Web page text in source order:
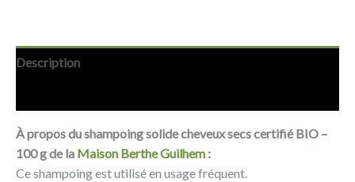
Description
À propos du shampoing solide cheveux secs certifié BIO –
100 g de la Maison Berthe Guilhem :
Ce shampoing est utilisé en usage fréquent.